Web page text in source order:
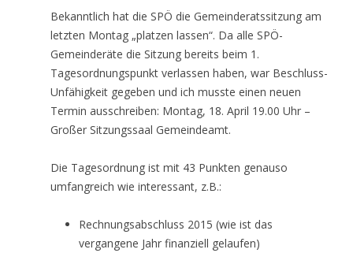
Bekanntlich hat die SPÖ die Gemeinderatssitzung am
letzten Montag „platzen lassen“. Da alle SPÖ-
Gemeinderäte die Sitzung bereits beim 1.
Tagesordnungspunkt verlassen haben, war Beschluss-
Unfähigkeit gegeben und ich musste einen neuen
Termin ausschreiben: Montag, 18. April 19.00 Uhr –
Großer Sitzungssaal Gemeindeamt.
Die Tagesordnung ist mit 43 Punkten genauso
umfangreich wie interessant, z.B.:
Rechnungsabschluss 2015 (wie ist das
vergangene Jahr finanziell gelaufen)